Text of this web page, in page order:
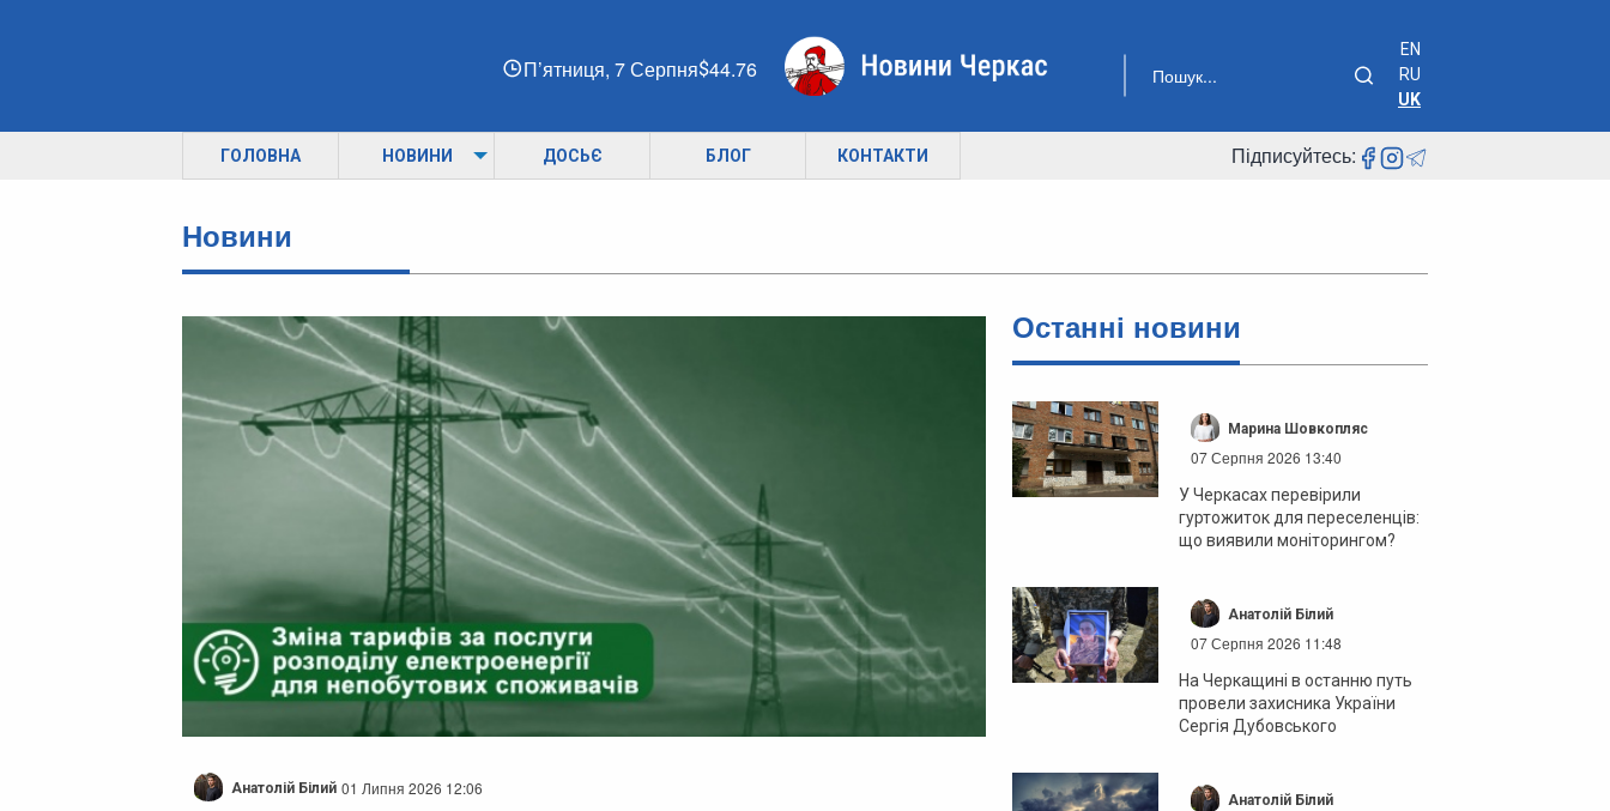
П’ятниця, 7 Серпня 44.76
EN
RU
UK
ГОЛОВНА НОВИНИ ДОСЬЄ БЛОГ КОНТАКТИ Підписуйтесь:
Новини
Анатолій Білий 01 Липня 2026 12:06
Останні новини
Марина Шовкопляс
07 Серпня 2026 13:40
У Черкасах перевірили
гуртожиток для переселенців:
що виявили моніторингом?
Анатолій Білий
07 Серпня 2026 11:48
На Черкащині в останню путь
провели захисника України
Сергія Дубовського
Анатолій Білий